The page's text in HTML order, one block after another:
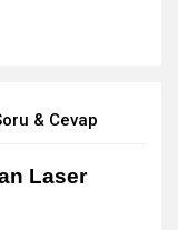
& Cevap
Laser